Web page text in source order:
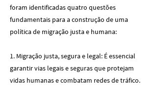
foram identificadas quatro questões
fundamentais para a construção de uma
política de migração justa e humana:
1. Migração justa, segura e legal: É essencial
garantir vias legais e seguras que protejam
vidas humanas e combatam redes de tráfico.